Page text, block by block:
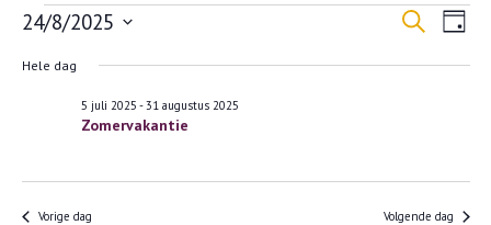
Evenementen
24
augustus
2025
Zoeken
Dag
24/8/2025
Selecteer
datum.
Hele dag
Zomervakantie
5 juli 2025 -31 augustus 2025
Vorige dag Volgende dag